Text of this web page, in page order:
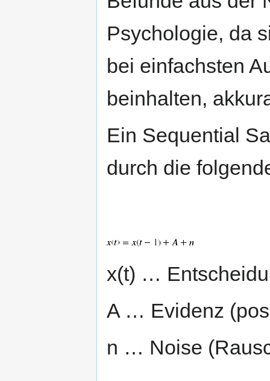
Psychologie, da
bei einfachsten
beinhalten,
Ein Sequential
durch die
x(t) …
A … Evidenz
n … Noise